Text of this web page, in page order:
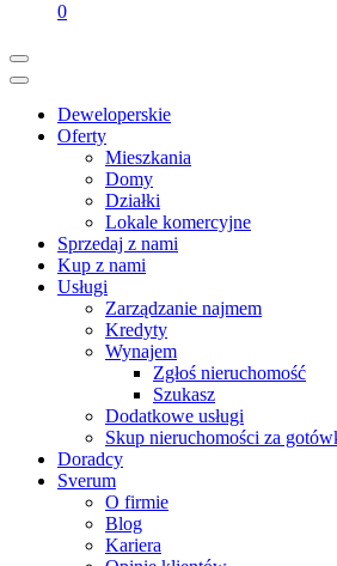
0
Deweloperskie
Oferty
Mieszkania
Domy
Działki
Lokale komercyjne
Sprzedaj z nami
Kup z nami
Usługi
Zarządzanie najmem
Kredyty
Wynajem
Zgłoś nieruchomość
Szukasz
Dodatkowe usługi
Skup nieruchomości za
Doradcy
Sverum
O firmie
Blog
Kariera